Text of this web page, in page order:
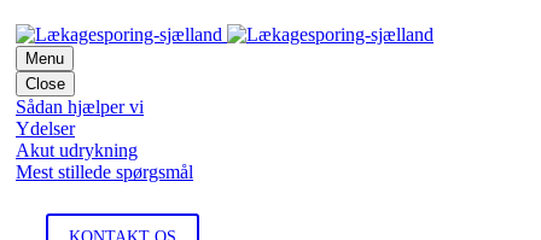
Menu
Close
Sådan hjælper vi
Ydelser
Akut udrykning
Mest stillede spørgsmål